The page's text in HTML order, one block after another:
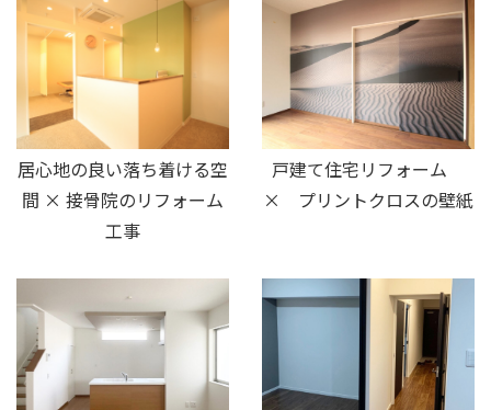
居心地の良い落ち着ける空
間 × 接骨院のリフォーム
工事
戸建て住宅リフォーム
× プリントクロスの壁紙